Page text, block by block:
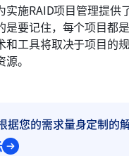
实施RAID项目管理提供
是要记住，每个项目都
和工具将取决于项目的
。
据您的需求量身定制的